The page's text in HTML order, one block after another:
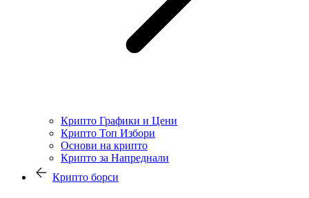
Крипто Графики и Цени
Крипто Топ Избори
Основи на крипто
Крипто за Напреднали
Крипто борси